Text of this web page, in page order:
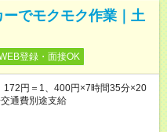
ーでモクモク作業｜土
登録・面接OK
172円＝1、400円×7時間35分×20
通費別途支給